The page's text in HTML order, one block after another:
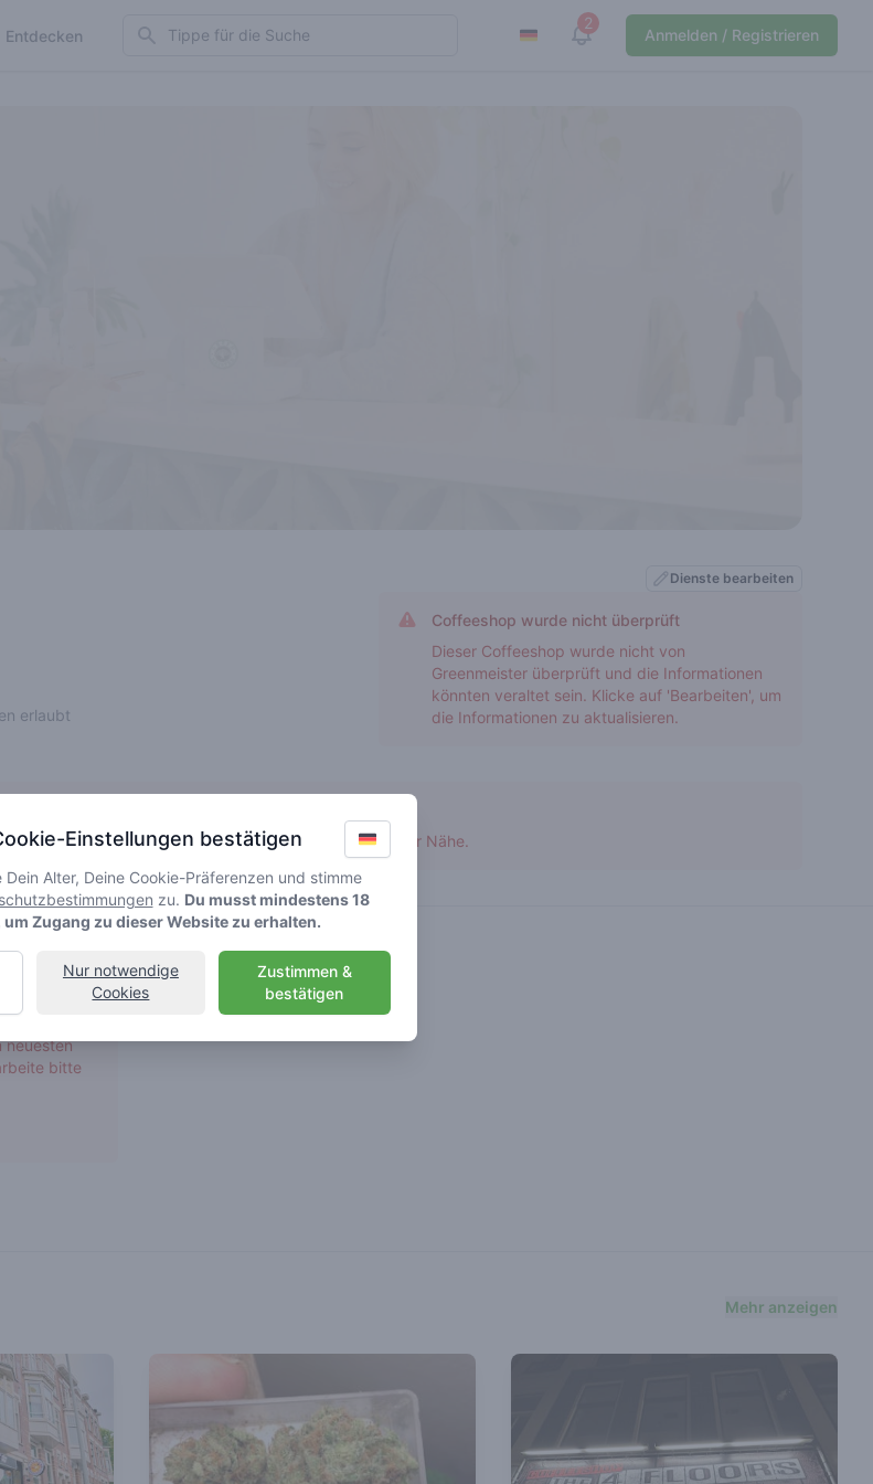
Entdecken Search 2
View notifications
Anmelden / Registrieren
erlaubt
Dienste bearbeiten
Coffeeshop wurde nicht überprüft
Dieser Coffeeshop wurde nicht von
Greenmeister überprüft und die Informationen
könnten veraltet sein. Klicke auf 'Bearbeiten', um
die Informationen zu aktualisieren.
Bitte suche ein anderes Geschäft in der Nähe.
von
neuesten
bitte
Mehr anzeigen
Einstellungen bestätigen
Alter, Deine Cookie-Präferenzen und stimme
zu. Du musst mindestens 18
Zugang zu dieser Website zu erhalten.
Zustimmen &
bestätigen
Nur notwendige
Cookies